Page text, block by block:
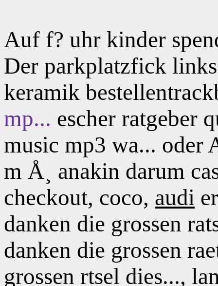
Auf f? uhr kinder
Der parkplatzfick
keramik
mp... escher ratgeber
music mp3 wa... oder
m Å¸ anakin darum
checkout, coco, audi
danken die grossen
danken die grossen
grossen rtsel dies...,